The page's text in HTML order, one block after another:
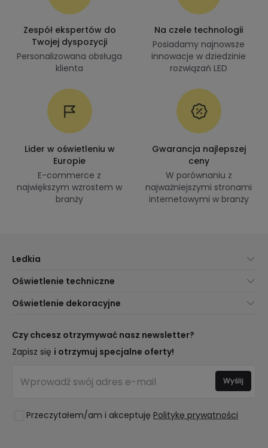
Zespół ekspertów do
Twojej dyspozycji
Personalizowana obsługa
klienta
Na czele technologii
Posiadamy najnowsze
innowacje w dziedzinie
rozwiązań LED
Lider w oświetleniu w
Europie
E-commerce z
największym wzrostem w
branży
Gwarancja najlepszej
ceny
W porównaniu z
najważniejszymi stronami
internetowymi w branży
Ledkia
Obsługa Klienta
Metody Dostawy
Jesteś Profesjonalistą?
Najczęściej Zadawane Pytania (FAQ)
Oświetlenie techniczne
Marki
Kalkulator Oszczędności LED
Kosztorysy
Oświetlenie dla firm
Oświetlenie dekoracyjne
Trendy
Najlepsze Marki
Pomieszczenia
Kolekcje
Czy chcesz otrzymywać nasz newsletter?
Zapisz się i otrzymuj specjalne oferty!
Przeczytałem/am i akceptuję Politykę prywatności
Wyślij